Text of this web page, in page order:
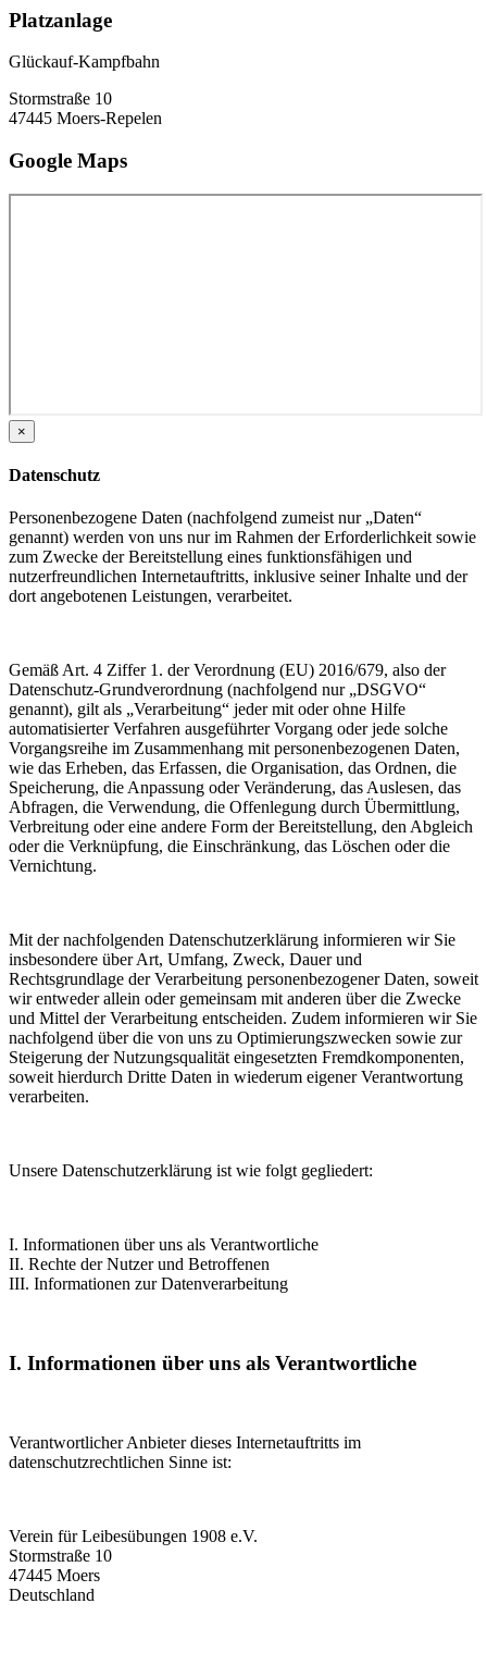
Platzanlage
Glückauf-Kampfbahn
Stormstraße 10
47445 Moers-Repelen
Google Maps
×
Datenschutz
Personenbezogene Daten (nachfolgend zumeist nur „Daten“
genannt) werden von uns nur im Rahmen der Erforderlichkeit sowie
zum Zwecke der Bereitstellung eines funktionsfähigen und
nutzerfreundlichen Internetauftritts, inklusive seiner Inhalte und der
dort angebotenen Leistungen, verarbeitet.
Gemäß Art. 4 Ziffer 1. der Verordnung (EU) 2016/679, also der
Datenschutz-Grundverordnung (nachfolgend nur „DSGVO“
genannt), gilt als „Verarbeitung“ jeder mit oder ohne Hilfe
automatisierter Verfahren ausgeführter Vorgang oder jede solche
Vorgangsreihe im Zusammenhang mit personenbezogenen Daten,
wie das Erheben, das Erfassen, die Organisation, das Ordnen, die
Speicherung, die Anpassung oder Veränderung, das Auslesen, das
Abfragen, die Verwendung, die Offenlegung durch Übermittlung,
Verbreitung oder eine andere Form der Bereitstellung, den Abgleich
oder die Verknüpfung, die Einschränkung, das Löschen oder die
Vernichtung.
Mit der nachfolgenden Datenschutzerklärung informieren wir Sie
insbesondere über Art, Umfang, Zweck, Dauer und
Rechtsgrundlage der Verarbeitung personenbezogener Daten, soweit
wir entweder allein oder gemeinsam mit anderen über die Zwecke
und Mittel der Verarbeitung entscheiden. Zudem informieren wir Sie
nachfolgend über die von uns zu Optimierungszwecken sowie zur
Steigerung der Nutzungsqualität eingesetzten Fremdkomponenten,
soweit hierdurch Dritte Daten in wiederum eigener Verantwortung
verarbeiten.
Unsere Datenschutzerklärung ist wie folgt gegliedert:
I. Informationen über uns als Verantwortliche
II. Rechte der Nutzer und Betroffenen
III. Informationen zur Datenverarbeitung
I. Informationen über uns als Verantwortliche
Verantwortlicher Anbieter dieses Internetauftritts im
datenschutzrechtlichen Sinne ist:
Verein für Leibesübungen 1908 e.V.
Stormstraße 10
47445 Moers
Deutschland